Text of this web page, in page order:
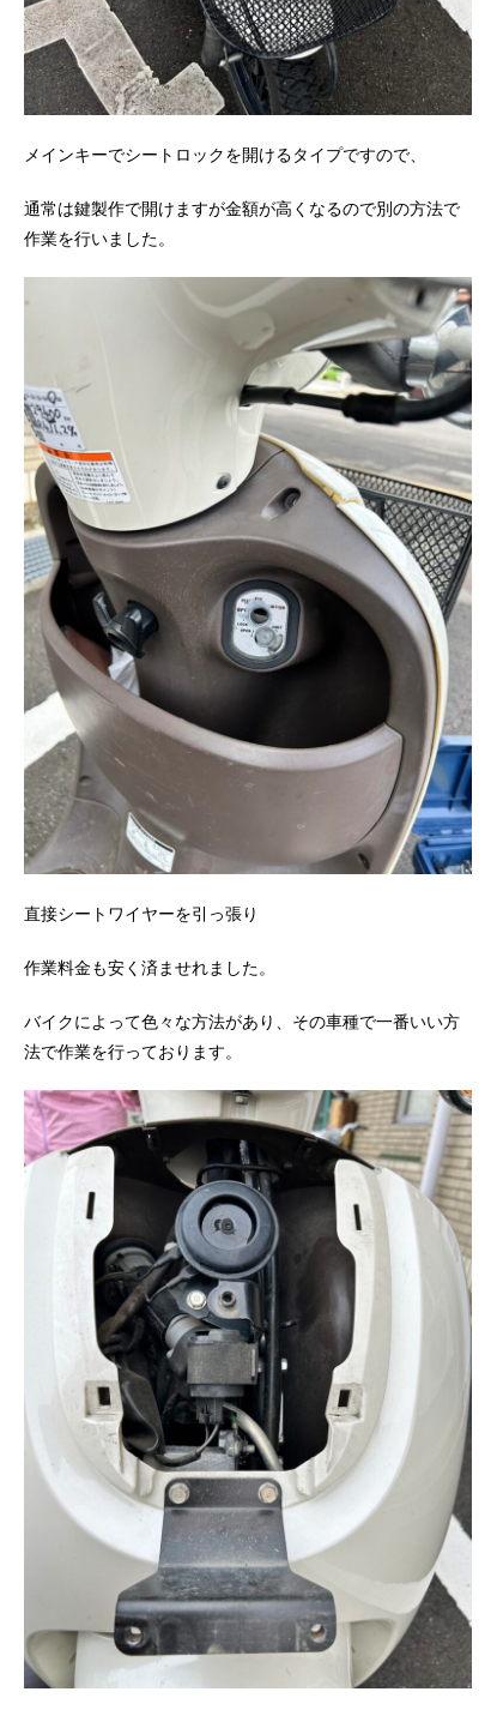
メインキーでシートロックを開けるタイプですので、
通常は鍵製作で開けますが金額が高くなるので別の方法で
作業を行いました。
直接シートワイヤーを引っ張り
作業料金も安く済ませれました。
バイクによって色々な方法があり、その車種で一番いい方
法で作業を行っております。